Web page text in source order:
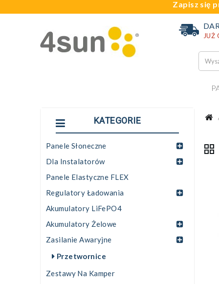
Zapisz się
JUŻ
KATEGORIE
Panele Słoneczne
Dla Instalatorów
Panele Elastyczne FLEX
Regulatory Ładowania
Akumulatory LiFePO4
Akumulatory Żelowe
Zasilanie Awaryjne
Przetwornice
Zestawy Na Kamper